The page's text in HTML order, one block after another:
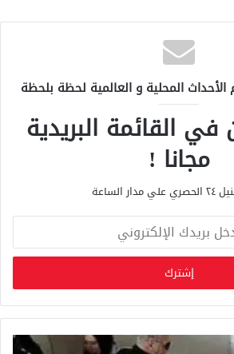
المحلية و العالمية لحظة بلحظة
في القائمة البريدية
مجانا !
الساعة